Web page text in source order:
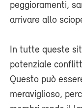
peggioramenti,
arrivare allo
In tutte queste
potenziale
Questo può
meraviglioso,